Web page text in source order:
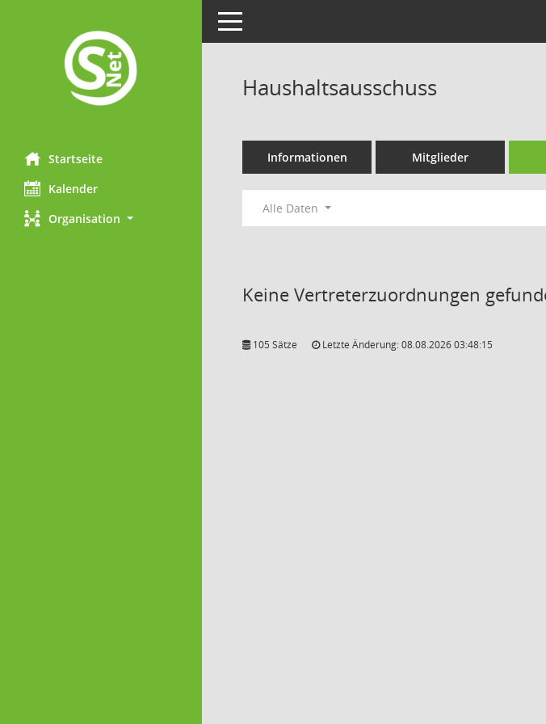
Startseite
Kalender
Organisation
Toggle navigation
Haushaltsausschuss
Informationen Mitglieder
Alle Daten
Keine Vertreterzuordnungen
105 Sätze Letzte Änderung: 08.08.2026 03:48:15